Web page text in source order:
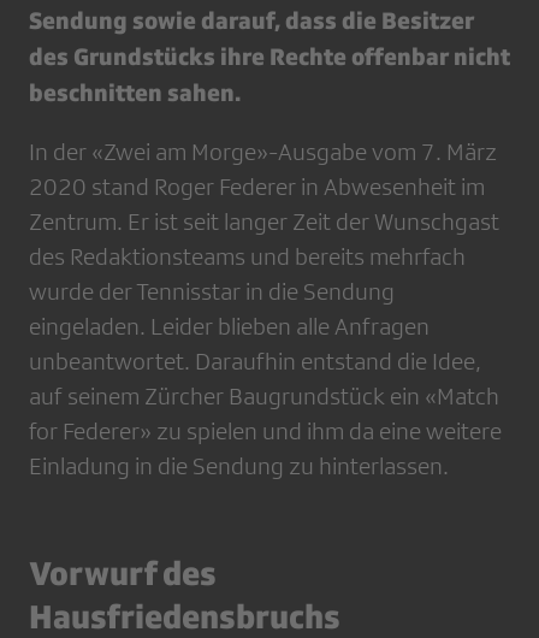
Sendung sowie darauf, dass die Besitzer
des Grundstücks ihre Rechte offenbar nicht
beschnitten sahen.
In der «Zwei am Morge»-Ausgabe vom 7. März
2020 stand Roger Federer in Abwesenheit im
Zentrum. Er ist seit langer Zeit der Wunschgast
des Redaktionsteams und bereits mehrfach
wurde der Tennisstar in die Sendung
eingeladen. Leider blieben alle Anfragen
unbeantwortet. Daraufhin entstand die Idee,
auf seinem Zürcher Baugrundstück ein «Match
for Federer» zu spielen und ihm da eine weitere
Einladung in die Sendung zu hinterlassen.
Vorwurf des
Hausfriedensbruchs